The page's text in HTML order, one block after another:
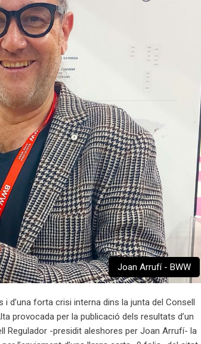
Joan Arrufí - BWW
d’una forta crisi interna dins la junta del Consell
provocada per la publicació dels resultats d’un
Regulador -presidit aleshores per Joan Arrufí- la